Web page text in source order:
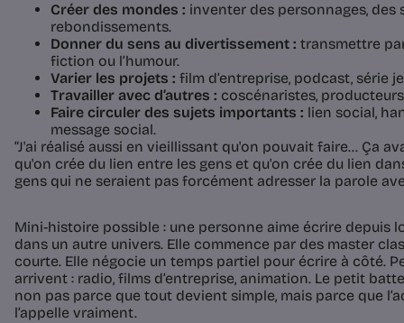
Créer des mondes : inventer des personnages, des
rebondissements.
Donner du sens au divertissement : transmettre
fiction ou l’humour.
Varier les projets : film d’entreprise, podcast, série
Travailler avec d’autres : coscénaristes,
Faire circuler des sujets importants : lien social,
message social.
“J'ai réalisé aussi en vieillissant qu'on pouvait faire... Ça
qu'on crée du lien entre les gens et qu'on crée du lien
gens qui ne seraient pas forcément adresser la parole
Mini-histoire possible : une personne aime écrire depuis
dans un autre univers. Elle commence par des master
courte. Elle négocie un temps partiel pour écrire à côté.
arrivent : radio, films d’entreprise, animation. Le petit
non pas parce que tout devient simple, mais parce que
l’appelle vraiment.